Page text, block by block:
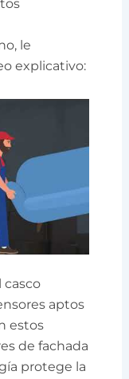
le
explicativo:
casco
aptos
estos
de fachada
protege la